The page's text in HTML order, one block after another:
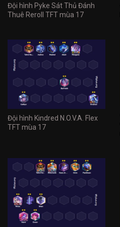
Đội hình Pyke Sát Thủ Đánh
Thuê Reroll TFT mùa 17
Đội hình Kindred N.O.V.A. Flex
TFT mùa 17